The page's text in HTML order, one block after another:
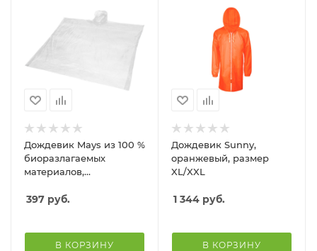
Дождевик Mays из 100 %
биоразлагаемых
материалов,
397 руб.
В КОРЗИНУ
Дождевик Sunny,
оранжевый, размер
XL/XXL
1 344 руб.
В КОРЗИНУ